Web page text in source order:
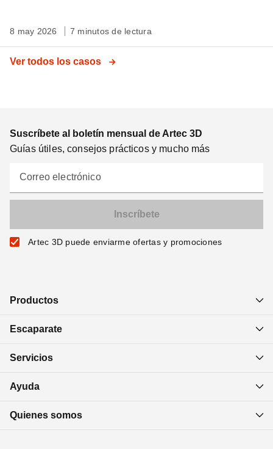
8 may 2026 7 minutos de lectura
Ver todos los casos
Suscríbete al boletín mensual de Artec 3D
Guías útiles, consejos prácticos y mucho más
Correo electrónico
Artec 3D puede enviarme ofertas y promociones
Productos
Escaparate
Servicios
Ayuda
Quienes somos